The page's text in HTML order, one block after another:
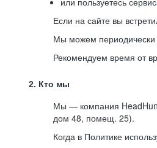
Если на сайте вы
Мы можем периодически
Рекомендуем время от
2. Кто мы
Мы — компания
дом 48, помещ. 25).
Когда в Политике